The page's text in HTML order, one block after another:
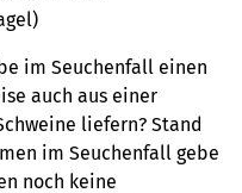
im Seuchenfall einen
auch aus einer
liefern? Stand
im Seuchenfall gebe
noch keine